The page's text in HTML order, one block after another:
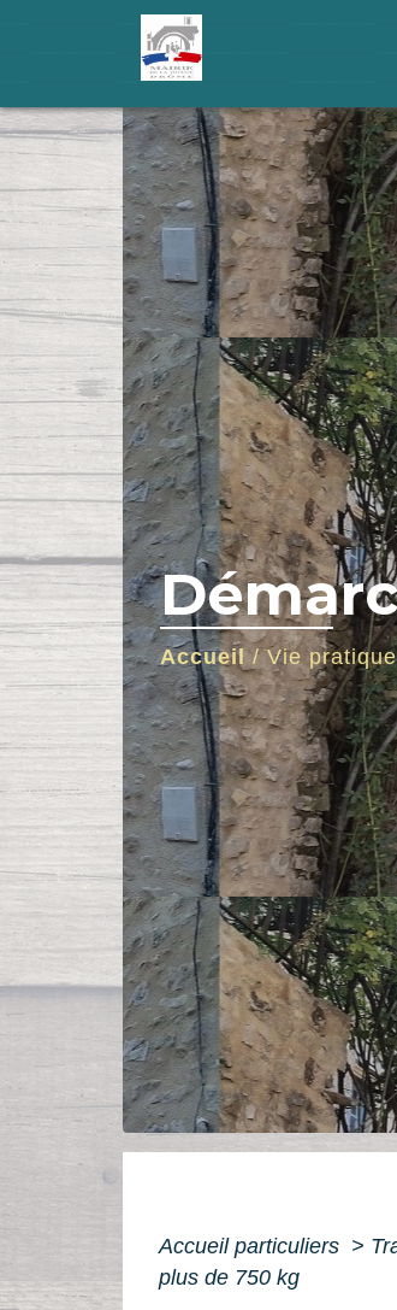
Accueil/Vie pratique
Accueil particuliers >
plus de 750 kg